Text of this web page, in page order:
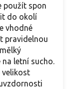
použít spon
do okolí
vhodné
pravidelnou
letní sucho.
velikost